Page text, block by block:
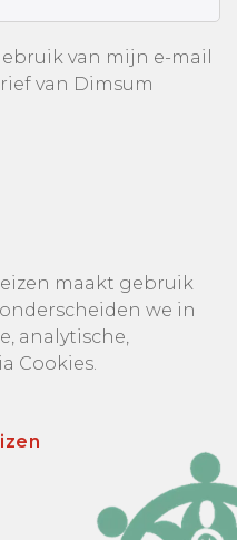
van mijn e-mail
van Dimsum
maakt gebruik
we in
analytische,
Cookies.